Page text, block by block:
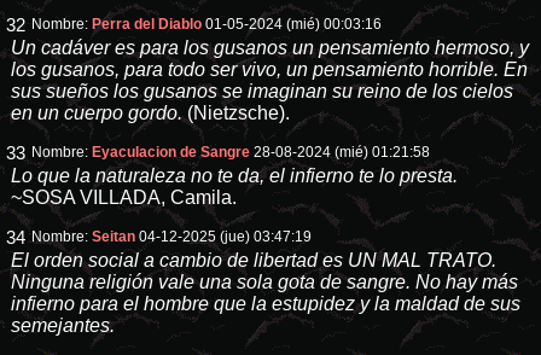
32 Nombre: Perra del Diablo 01-05-2024 (mié) 00:03:16
Un cadáver es para los gusanos un pensamiento hermoso, y
los gusanos, para todo ser vivo, un pensamiento horrible. En
sus sueños los gusanos se imaginan su reino de los cielos
en un cuerpo gordo. (Nietzsche).
33 Nombre: Eyaculacion de Sangre 28-08-2024 (mié) 01:21:58
Lo que la naturaleza no te da, el infierno te lo presta.
~SOSA VILLADA, Camila.
34 Nombre:Seitan 04-12-2025 (jue) 03:47:19
El orden social a cambio de libertad es UN MAL TRATO.
Ninguna religión vale una sola gota de sangre. No hay más
infierno para el hombre que la estupidez y la maldad de sus
semejantes.